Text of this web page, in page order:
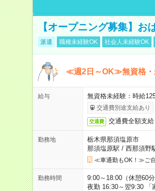
【オープニング募集】
派遣 職種未経験OK 社会人未経験OK
≪週2日～OK≫無資格・
給与 無資格未経験：時給
交通費別途支給あり
交通費 交通費全額支給
勤務地
栃木県那須塩原市
那須塩原駅 / 西那須野
≪車通勤もOK！≫ご自
勤務時間
9:00～18:00（休憩60
夜勤 16:30～翌9:30 「